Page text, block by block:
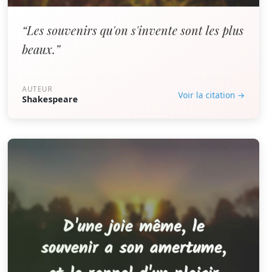
“Les souvenirs qu'on s'invente sont les plus
beaux.”
AUTEUR
Shakespeare Voir la citation →